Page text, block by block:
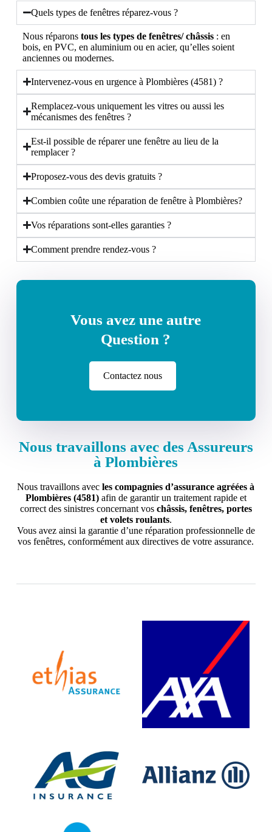
Quels types de fenêtres réparez-vous ?
Nous réparons tous les types de fenêtres/ châssis: en
bois, en PVC, en aluminium ou en acier, qu’elles soient
anciennes ou modernes.
Intervenez-vous en urgence à Plombières (4581) ?
Remplacez-vous uniquement les vitres ou aussi les
mécanismes des fenêtres ?
Est-il possible de réparer une fenêtre au lieu de la
remplacer ?
Proposez-vous des devis gratuits ?
Combien coûte une réparation de fenêtre à Plombières?
Vos réparations sont-elles garanties ?
Comment prendre rendez-vous ?
Vous avez une autre
Question ?
Contactez nous
Nous travaillons avec des Assureurs
à Plombières
Nous travaillons avec les compagnies d’assurance agréées à
Plombières (4581) afin de garantir un traitement rapide et
correct des sinistres concernant vos châssis, fenêtres, portes
et volets roulants.
Vous avez ainsi la garantie d’une réparation professionnelle de
vos fenêtres, conformément aux directives de votre assurance.